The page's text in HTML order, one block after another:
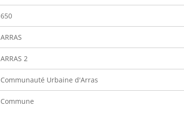
650
ARRAS
ARRAS 2
Communauté Urbaine d'Arras
Commune